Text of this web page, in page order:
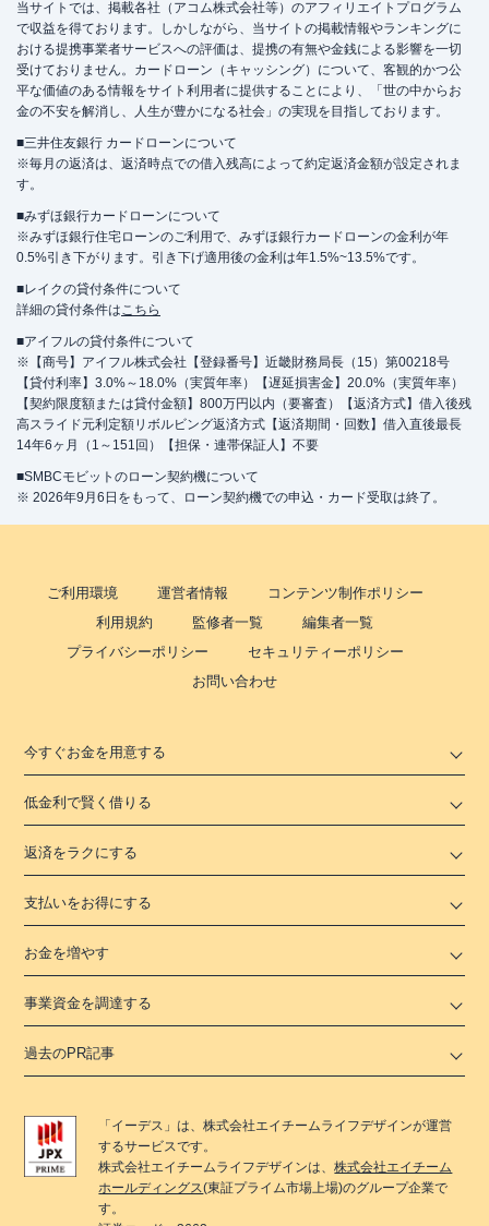
当サイトでは、掲載各社（アコム株式会社等）のアフィリエイトプログラム
で収益を得ております。しかしながら、当サイトの掲載情報やランキングに
おける提携事業者サービスへの評価は、提携の有無や金銭による影響を一切
受けておりません。カードローン（キャッシング）について、客観的かつ公
平な価値のある情報をサイト利用者に提供することにより、「世の中からお
金の不安を解消し、人生が豊かになる社会」の実現を目指しております。
■三井住友銀行 カードローンについて
※毎月の返済は、返済時点での借入残高によって約定返済金額が設定されま
す。
■みずほ銀行カードローンについて
※みずほ銀行住宅ローンのご利用で、みずほ銀行カードローンの金利が年
0.5%引き下がります。引き下げ適用後の金利は年1.5%~13.5%です。
■レイクの貸付条件について
詳細の貸付条件はこちら
■アイフルの貸付条件について
※【商号】アイフル株式会社【登録番号】近畿財務局長（15）第00218号
【貸付利率】3.0%～18.0%（実質年率）【遅延損害金】20.0%（実質年率）
【契約限度額または貸付金額】800万円以内（要審査）【返済方式】借入後残
高スライド元利定額リボルビング返済方式【返済期間・回数】借入直後最長
14年6ヶ月（1～151回）【担保・連帯保証人】不要
■SMBCモビットのローン契約機について
※ 2026年9月6日をもって、ローン契約機での申込・カード受取は終了。
ご利用環境 運営者情報
コンテンツ制作ポリシー
利用規約
監修者一覧
編集者一覧
プライバシーポリシー
セキュリティーポリシー
お問い合わせ
今すぐお金を用意する
低金利で賢く借りる
返済をラクにする
支払いをお得にする
お金を増やす
事業資金を調達する
過去のPR記事
「 イーデス 」は、株式会社エイチームライフデザインが運営
するサービスです。
株式会社エイチームライフデザインは、株式会社エイチーム
ホールディングス(東証プライム市場上場)のグループ企業で
す。